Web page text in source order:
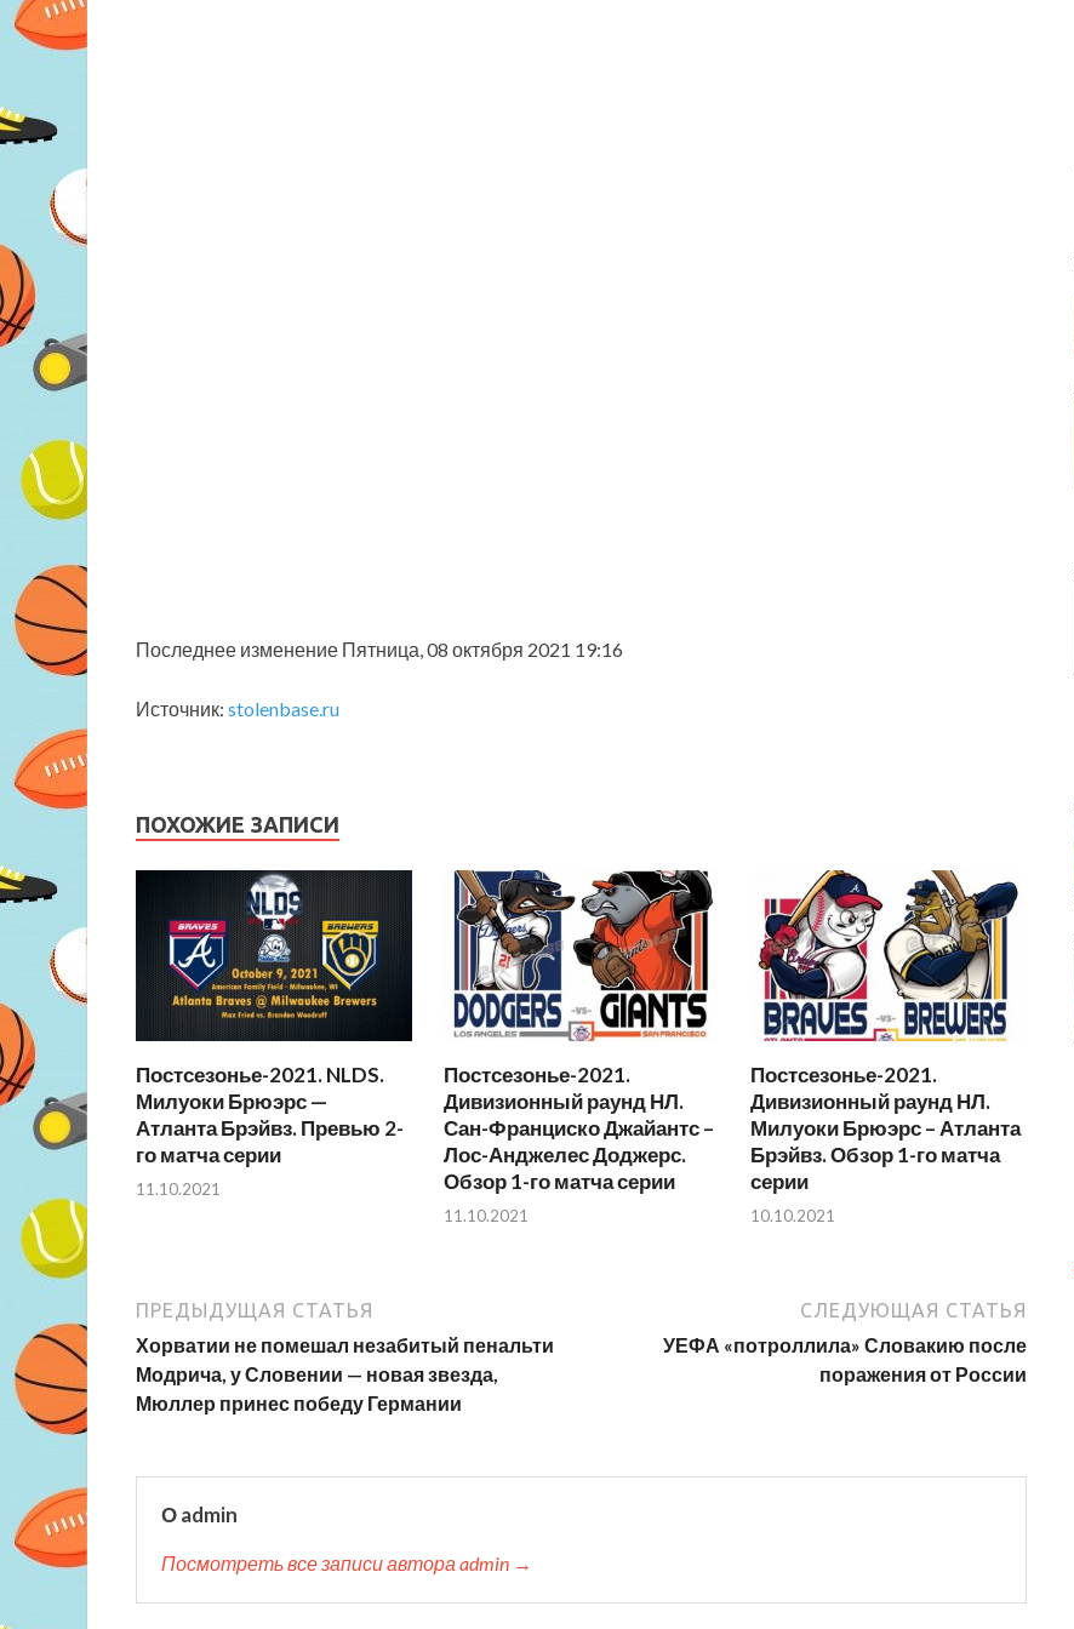
Последнее изменение Пятница, 08 октября 2021 19:16
Источник: stolenbase.ru
ПОХОЖИЕ ЗАПИСИ
Постсезонье-2021. NLDS.
Милуоки Брюэрс —
Атланта Брэйвз. Превью 2-
го матча серии
11.10.2021
Постсезонье-2021.
Дивизионный раунд НЛ.
Сан-Франциско Джайантс –
Лос-Анджелес Доджерс.
Обзор 1-го матча серии
11.10.2021
Постсезонье-2021.
Дивизионный раунд НЛ.
Милуоки Брюэрс – Атланта
Брэйвз. Обзор 1-го матча
серии
10.10.2021
ПРЕДЫДУЩАЯ СТАТЬЯ
Хорватии не помешал незабитый пенальти
Модрича, у Словении — новая звезда,
Мюллер принес победу Германии
СЛЕДУЮЩАЯ СТАТЬЯ
УЕФА «потроллила» Словакию после
поражения от России
О admin
Посмотреть все записи автора admin →